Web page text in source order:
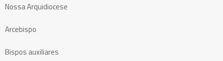
Nossa Arquidiocese
Arcebispo
Bispos auxiliares